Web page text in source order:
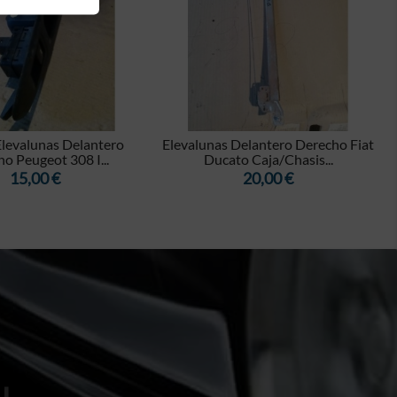
Delantero
Peugeot 308 I...
Precio
15,00 €
Elevalunas Delantero Derecho Fiat
Ducato Caja/Chasis...
Precio
20,00 €
